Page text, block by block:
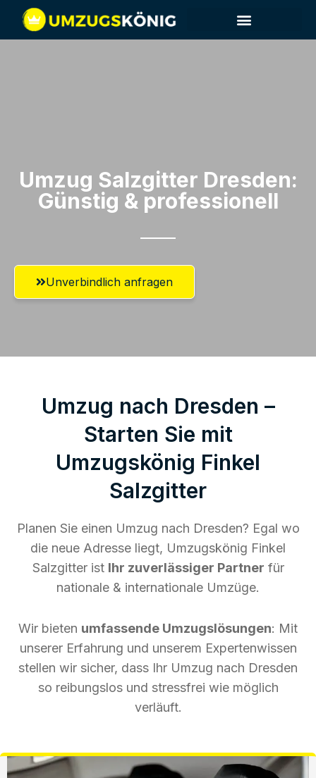
Umzug Salzgitter​ Dresden:
Günstig & professionell​
Unverbindlich anfragen
Umzug nach Dresden –
Starten Sie mit
Umzugskönig Finkel
Salzgitter
Planen Sie einen Umzug nach Dresden? Egal wo
die neue Adresse liegt, Umzugskönig Finkel
Salzgitter ist Ihr zuverlässiger Partner für
nationale & internationale Umzüge.
Wir bieten umfassende Umzugslösungen: Mit
unserer Erfahrung und unserem Expertenwissen
stellen wir sicher, dass Ihr Umzug nach Dresden
so reibungslos und stressfrei wie möglich
verläuft.